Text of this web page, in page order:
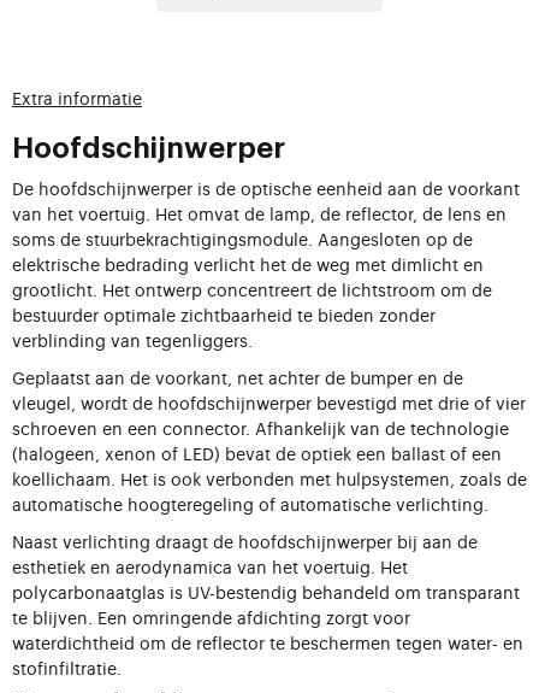
Extra informatie
Hoofdschijnwerper
De hoofdschijnwerper is de optische eenheid aan de voorkant
van het voertuig. Het omvat de lamp, de reflector, de lens en
soms de stuurbekrachtigingsmodule. Aangesloten op de
elektrische bedrading verlicht het de weg met dimlicht en
grootlicht. Het ontwerp concentreert de lichtstroom om de
bestuurder optimale zichtbaarheid te bieden zonder
verblinding van tegenliggers.
Geplaatst aan de voorkant, net achter de bumper en de
vleugel, wordt de hoofdschijnwerper bevestigd met drie of vier
schroeven en een connector. Afhankelijk van de technologie
(halogeen, xenon of LED) bevat de optiek een ballast of een
koellichaam. Het is ook verbonden met hulpsystemen, zoals de
automatische hoogteregeling of automatische verlichting.
Naast verlichting draagt de hoofdschijnwerper bij aan de
esthetiek en aerodynamica van het voertuig. Het
polycarbonaatglas is UV-bestendig behandeld om transparant
te blijven. Een omringende afdichting zorgt voor
waterdichtheid om de reflector te beschermen tegen water- en
stofinfiltratie.